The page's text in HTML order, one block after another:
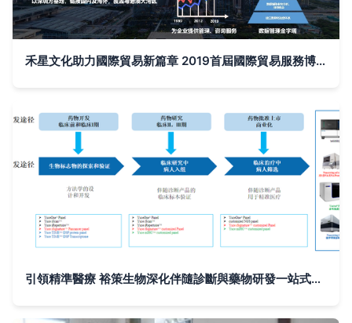
禾星文化助力國際貿易新篇章 2019首屆國際貿易服務博覽會圓滿收官
引領精準醫療 裕策生物深化伴隨診斷與藥物研發一站式信息服務